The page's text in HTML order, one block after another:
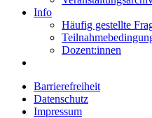
Info
Häufig gestellte
Dozent:innen
Barrierefreiheit
Datenschutz
Impressum